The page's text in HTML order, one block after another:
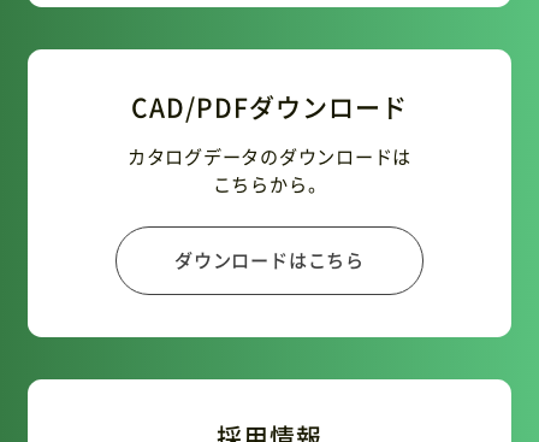
CAD/PDFダウンロード
カタログデータのダウンロードは
こちらから。
ダウンロードはこちら